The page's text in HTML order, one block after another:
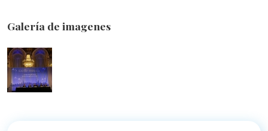
Galería de imagenes